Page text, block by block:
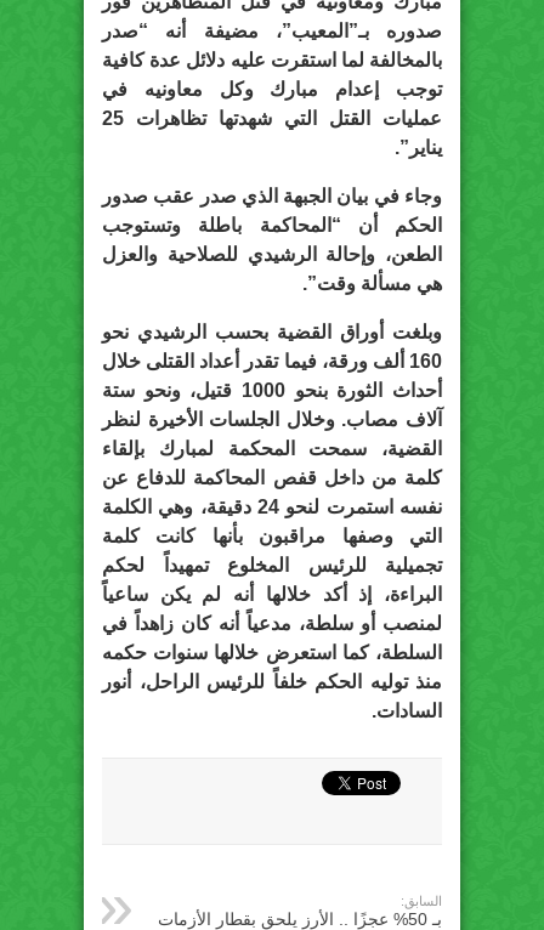
صدوره بـ”المعيب”، مضيفة أنه “صدر
بالمخالفة لما استقرت عليه دلائل عدة كافية
توجب إعدام مبارك وكل معاونيه في
عمليات القتل التي شهدتها تظاهرات 25
يناير”.
وجاء في بيان الجبهة الذي صدر عقب صدور
الحكم أن “المحاكمة باطلة وتستوجب
الطعن، وإحالة الرشيدي للصلاحية والعزل
هي مسألة وقت”.
وبلغت أوراق القضية بحسب الرشيدي نحو
160 ألف ورقة، فيما تقدر أعداد القتلى خلال
أحداث الثورة بنحو 1000 قتيل، ونحو ستة
آلاف مصاب. وخلال الجلسات الأخيرة لنظر
القضية، سمحت المحكمة لمبارك بإلقاء
كلمة من داخل قفص المحاكمة للدفاع عن
نفسه استمرت لنحو 24 دقيقة، وهي الكلمة
التي وصفها مراقبون بأنها كانت كلمة
تجميلية للرئيس المخلوع تمهيداً لحكم
البراءة، إذ أكد خلالها أنه لم يكن ساعياً
لمنصب أو سلطة، مدعياً أنه كان زاهداً في
السلطة، كما استعرض خلالها سنوات حكمه
منذ توليه الحكم خلفاً للرئيس الراحل، أنور
السادات.
السابق:
بـ 50% عجزًا .. الأرز يلحق بقطار الأزمات